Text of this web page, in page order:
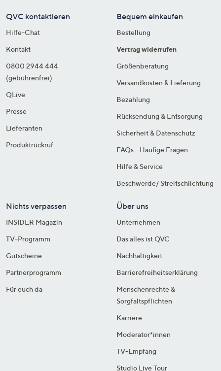
QVC kontaktieren
Hilfe-Chat
Kontakt
0800 2944 444
(gebührenfrei)
QLive
Presse
Lieferanten
Produktrückruf
Bequem einkaufen
Bestellung
Vertrag widerrufen
Größenberatung
Versandkosten & Lieferung
Bezahlung
Rücksendung & Entsorgung
Sicherheit & Datenschutz
FAQs - Häufige Fragen
Hilfe & Service
Beschwerde/ Streitschlichtung
Nichts verpassen
INSIDER Magazin
TV-Programm
Gutscheine
Partnerprogramm
Für euch da
Über uns
Unternehmen
Das alles ist QVC
Nachhaltigkeit
Barrierefreiheitserklärung
Menschenrechte &
Sorgfaltspflichten
Karriere
Moderator*innen
TV-Empfang
Studio Live Tour